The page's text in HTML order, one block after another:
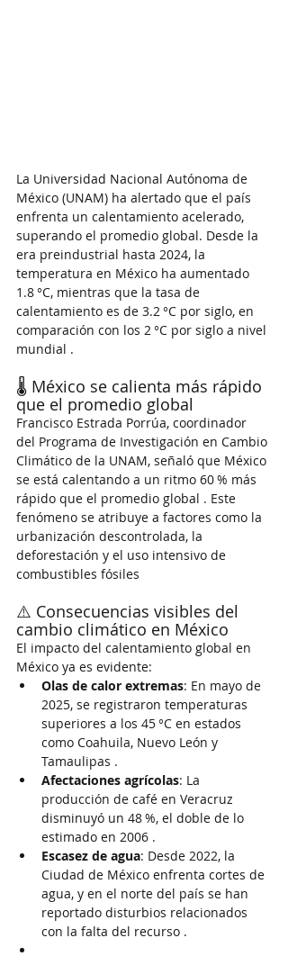
La Universidad Nacional Autónoma de
México (UNAM) ha alertado que el país
enfrenta un calentamiento acelerado,
superando el promedio global. Desde la
era preindustrial hasta 2024, la
temperatura en México ha aumentado
1.8 °C, mientras que la tasa de
calentamiento es de 3.2 °C por siglo, en
comparación con los 2 °C por siglo a nivel
mundial .
🌡️ México se calienta más rápido
que el promedio global
Francisco Estrada Porrúa, coordinador
del Programa de Investigación en Cambio
Climático de la UNAM, señaló que México
se está calentando a un ritmo 60 % más
rápido que el promedio global . Este
fenómeno se atribuye a factores como la
urbanización descontrolada, la
deforestación y el uso intensivo de
combustibles fósiles
⚠️ Consecuencias visibles del
cambio climático en México
El impacto del calentamiento global en
México ya es evidente:
Olas de calor extremas: En mayo de
2025, se registraron temperaturas
superiores a los 45 °C en estados
como Coahuila, Nuevo León y
Tamaulipas .
Afectaciones agrícolas: La
producción de café en Veracruz
disminuyó un 48 %, el doble de lo
estimado en 2006 .
Escasez de agua: Desde 2022, la
Ciudad de México enfrenta cortes de
agua, y en el norte del país se han
reportado disturbios relacionados
con la falta del recurso .